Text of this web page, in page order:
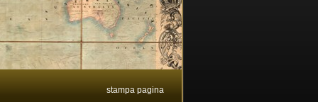
stampa pagina